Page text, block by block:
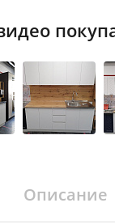
Описание